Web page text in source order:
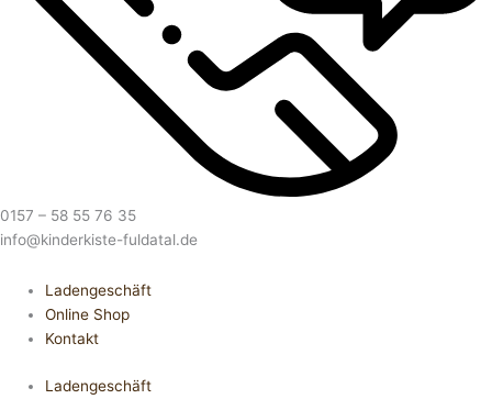
0157 – 58 55 76 35
info@kinderkiste-fuldatal.de
Ladengeschäft
Online Shop
Kontakt
Ladengeschäft